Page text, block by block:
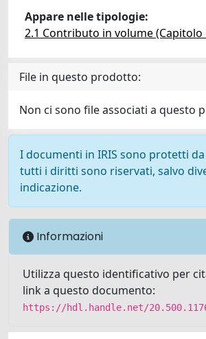
Appare nelle tipologie:
2.1 Contributo in volume (Capitolo
File in questo prodotto:
Non ci sono file associati a questo
I documenti in IRIS sono protetti
tutti i diritti sono riservati, salvo
indicazione.
Informazioni
Utilizza questo identificativo per
link a questo documento:
https://hdl.handle.net/